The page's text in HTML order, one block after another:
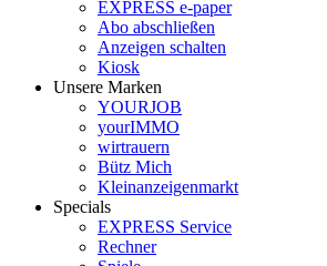
EXPRESS e-paper
Abo abschließen
Anzeigen schalten
Kiosk
Unsere Marken
YOURJOB
yourIMMO
wirtrauern
Bütz Mich
Kleinanzeigenmarkt
Specials
EXPRESS Service
Rechner